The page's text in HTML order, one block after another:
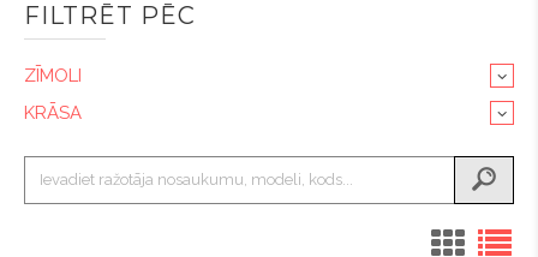
FILTRĒT PĒC
ZĪMOLI
KRĀSA